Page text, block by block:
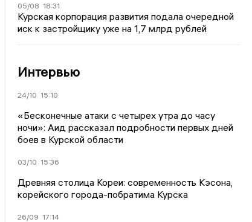
05/08 18:31
Курская корпорация развития подала очередной
иск к застройщику уже на 1,7 млрд рублей
Интервью
24/10 15:10
«Бесконечные атаки с четырех утра до часу
ночи»: Аид рассказал подробности первых дней
боев в Курской области
03/10 15:36
Древняя столица Кореи: современность Кэсона,
корейского города-побратима Курска
26/09 17:14